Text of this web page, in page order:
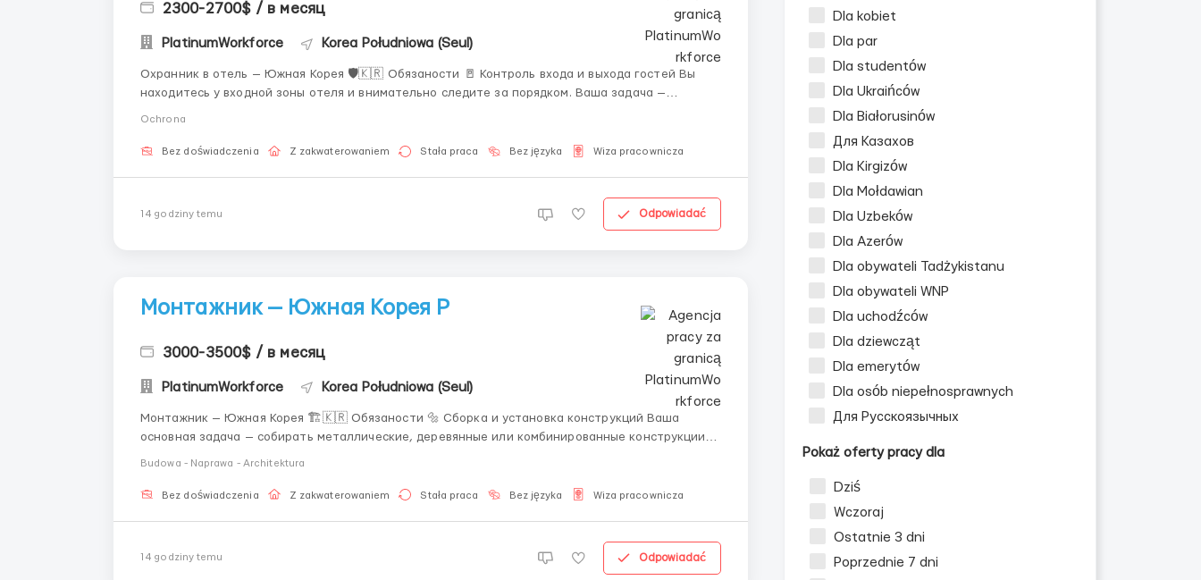
2300-2700$ / в месяц
PlatinumWorkforce Korea Południowa (Seul)
Охранник в отель — Южная Корея 🛡️🇰🇷 Обязаности 🚪 Контроль входа и выхода гостей Вы
находитесь у входной зоны отеля и внимательно следите за порядком. Ваша задача —
Ochrona
Bez doświadczenia Z zakwaterowaniem Stała praca Bez języka Wiza pracownicza
14 godziny temu Odpowiadać
Монтажник — Южная Корея Р
3000-3500$ / в месяц
PlatinumWorkforce Korea Południowa (Seul)
Монтажник — Южная Корея 🏗️🇰🇷 Обязаности 🔩 Сборка и установка конструкций Ваша
основная задача — собирать металлические, деревянные или комбинированные конструкции
Budowa - Naprawa - Architektura
Bez doświadczenia Z zakwaterowaniem Stała praca Bez języka Wiza pracownicza
14 godziny temu Odpowiadać
Dla kobiet
Dla par
Dla studentów
Dla Ukraińców
Dla Białorusinów
Для Казахов
Dla Kirgizów
Dla Mołdawian
Dla Uzbeków
Dla Azerów
Dla obywateli Tadżykistanu
Dla obywateli WNP
Dla uchodźców
Dla dziewcząt
Dla emerytów
Dla osób niepełnosprawnych
Для Русскоязычных
Pokaż oferty pracy dla
Dziś
Wczoraj
Ostatnie 3 dni
Poprzednie 7 dni